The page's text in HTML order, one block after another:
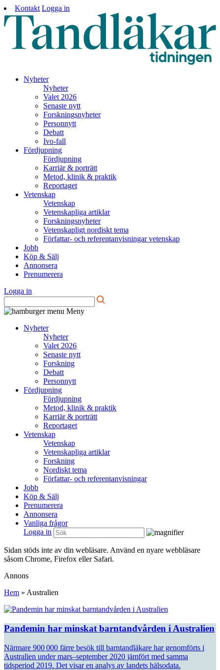
Kontakt Logga in
Nyheter
Nyheter
Valet 2026
Senaste nytt
Forskningsnyheter
Personnytt
Debatt
Ivo-fall
Fördjupning
Fördjupning
Karriär & porträtt
Metod, klinik & praktik
Reportaget
Vetenskap
Vetenskap
Vetenskapliga artiklar
Forskningsnyheter
Vetenskapligt nordiskt tema
Författar- och referentanvisningar vetenskap
Jobb
Köp & Sälj
Annonsera
Prenumerera
Logga in
Meny
Nyheter
Nyheter
Valet 2026
Senaste nytt
Forskning
Debatt
Personnytt
Fördjupning
Fördjupning
Metod, klinik & praktik
Karriär & porträtt
Reportaget
Vetenskap
Vetenskap
Vetenskapliga artiklar
Forskning
Nordiskt tema
Författar- och referentanvisningar
Jobb
Köp & Sälj
Prenumerera
Annonsera
Vanliga frågor
Logga in
Sidan stöds inte av din webläsare. Använd en nyare webbläsare
såsom Chrome, Firefox eller Safari.
Annons
Hem » Australien
Pandemin har minskat barntandvården i Australien
Närmare 900 000 färre besök till barntandläkare har genomförts i
Australien under mars–september 2020 jämfört med samma
tidsperiod 2019. Det visar en analys av landets hälsodata.